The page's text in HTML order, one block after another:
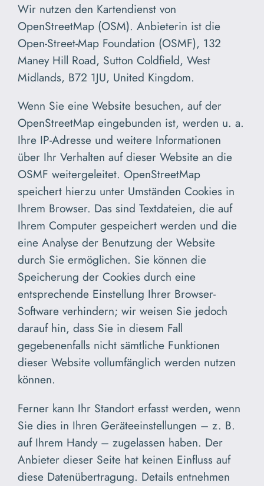
Wir nutzen den Kartendienst von
OpenStreetMap (OSM). Anbieterin ist die
Open-Street-Map Foundation (OSMF), 132
Maney Hill Road, Sutton Coldfield, West
Midlands, B72 1JU, United Kingdom.
Wenn Sie eine Website besuchen, auf der
OpenStreetMap eingebunden ist, werden u. a.
Ihre IP-Adresse und weitere Informationen
über Ihr Verhalten auf dieser Website an die
OSMF weitergeleitet. OpenStreetMap
speichert hierzu unter Umständen Cookies in
Ihrem Browser. Das sind Textdateien, die auf
Ihrem Computer gespeichert werden und die
eine Analyse der Benutzung der Website
durch Sie ermöglichen. Sie können die
Speicherung der Cookies durch eine
entsprechende Einstellung Ihrer Browser-
Software verhindern; wir weisen Sie jedoch
darauf hin, dass Sie in diesem Fall
gegebenenfalls nicht sämtliche Funktionen
dieser Website vollumfänglich werden nutzen
können.
Ferner kann Ihr Standort erfasst werden, wenn
Sie dies in Ihren Geräteeinstellungen – z. B.
auf Ihrem Handy – zugelassen haben. Der
Anbieter dieser Seite hat keinen Einfluss auf
diese Datenübertragung. Details entnehmen